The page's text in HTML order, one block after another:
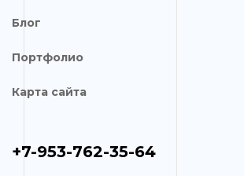
Блог
Портфолио
Карта сайта
+7-953-762-35-64